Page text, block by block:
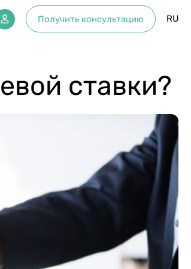
Получить консультацию RU
ставки?